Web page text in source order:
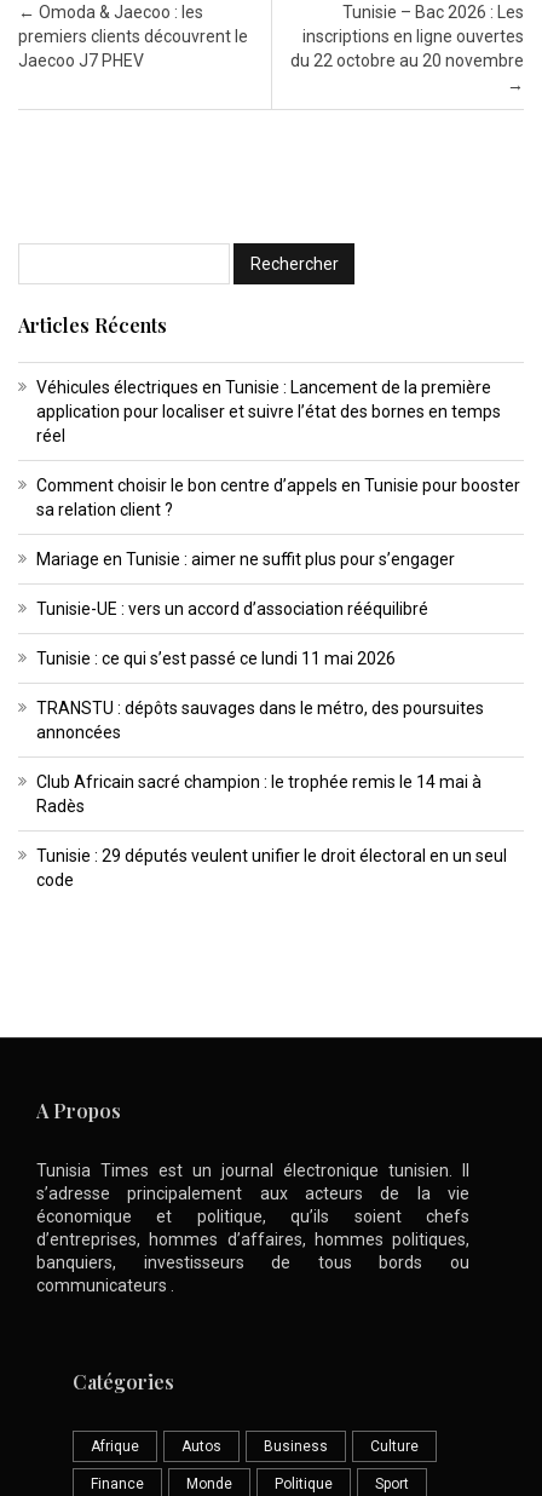
Post navigation
← Omoda & Jaecoo : les
premiers clients découvrent le
Jaecoo J7 PHEV
Tunisie – Bac 2026 : Les
inscriptions en ligne ouvertes
du 22 octobre au 20 novembre
→
Articles Récents
Véhicules électriques en Tunisie : Lancement de la première
application pour localiser et suivre l’état des bornes en temps
réel
Comment choisir le bon centre d’appels en Tunisie pour booster
sa relation client ?
Mariage en Tunisie : aimer ne suffit plus pour s’engager
Tunisie-UE : vers un accord d’association rééquilibré
Tunisie : ce qui s’est passé ce lundi 11 mai 2026
TRANSTU : dépôts sauvages dans le métro, des poursuites
annoncées
Club Africain sacré champion : le trophée remis le 14 mai à
Radès
Tunisie : 29 députés veulent unifier le droit électoral en un seul
code
A Propos
Tunisia Times est un journal électronique tunisien. Il
s’adresse principalement aux acteurs de la vie
économique et politique, qu’ils soient chefs
d’entreprises, hommes d’affaires, hommes politiques,
banquiers, investisseurs de tous bords ou
communicateurs .
Catégories
Afrique Autos Business Culture
Finance Monde Politique Sport